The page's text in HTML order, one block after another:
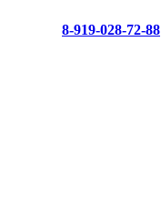
8-919-028-72-88